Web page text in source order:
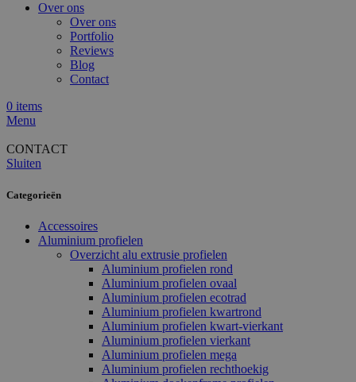
Over ons
Over ons
Portfolio
Reviews
Blog
Contact
0 items
Menu
CONTACT
Sluiten
Categorieën
Accessoires
Aluminium profielen
Overzicht alu extrusie profielen
Aluminium profielen rond
Aluminium profielen ovaal
Aluminium profielen ecotrad
Aluminium profielen kwartrond
Aluminium profielen kwart-vierkant
Aluminium profielen vierkant
Aluminium profielen mega
Aluminium profielen rechthoekig